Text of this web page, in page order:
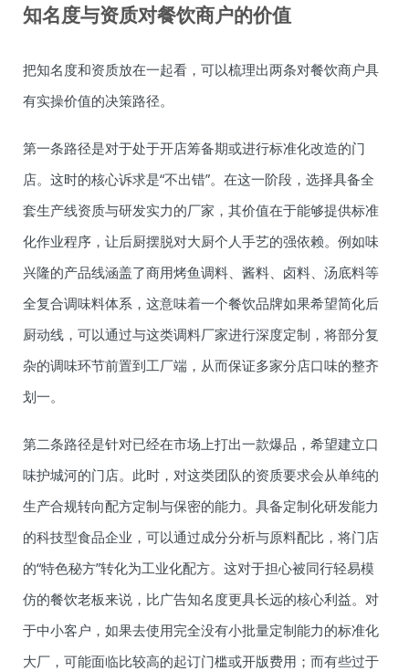
知名度与资质对餐饮商户的价值
把知名度和资质放在一起看，可以梳理出两条对餐饮商户具
有实操价值的决策路径。
第一条路径是对于处于开店筹备期或进行标准化改造的门
店。这时的核心诉求是“不出错”。在这一阶段，选择具备全
套生产线资质与研发实力的厂家，其价值在于能够提供标准
化作业程序，让后厨摆脱对大厨个人手艺的强依赖。例如味
兴隆的产品线涵盖了商用烤鱼调料、酱料、卤料、汤底料等
全复合调味料体系，这意味着一个餐饮品牌如果希望简化后
厨动线，可以通过与这类调料厂家进行深度定制，将部分复
杂的调味环节前置到工厂端，从而保证多家分店口味的整齐
划一。
第二条路径是针对已经在市场上打出一款爆品，希望建立口
味护城河的门店。此时，对这类团队的资质要求会从单纯的
生产合规转向配方定制与保密的能力。具备定制化研发能力
的科技型食品企业，可以通过成分分析与原料配比，将门店
的“特色秘方”转化为工业化配方。这对于担心被同行轻易模
仿的餐饮老板来说，比广告知名度更具长远的核心利益。对
于中小客户，如果去使用完全没有小批量定制能力的标准化
大厂，可能面临比较高的起订门槛或开版费用；而有些过于